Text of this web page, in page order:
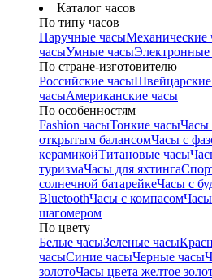
Каталог часов
По типу часов
Наручные часыМеханические
часыУмные часыЭлектронные
По стране-изготовителю
Российские часы
часыАмериканские часы
По особенностям
Fashion часыТонкие часыЧасы
открытым балансомЧасы с
керамикойТитановые часы
туризмаЧасы для яхтинга
солнечной батарейкеЧасы с
BluetoothЧасы с компасомЧасы
шагомером
По цвету
Белые часыЗеленые часы
часыСиние часыЧерные часы
золотоЧасы цвета желтое